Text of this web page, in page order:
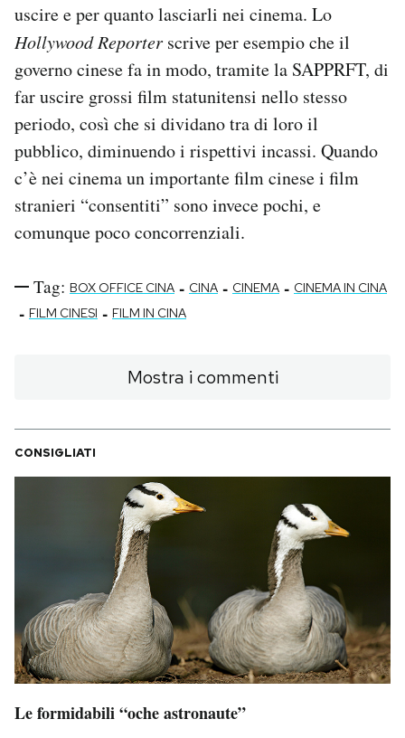
uscire e per quanto lasciarli nei cinema. Lo
Hollywood Reporter scrive per esempio che il
governo cinese fa in modo, tramite la SAPPRFT, di
far uscire grossi film statunitensi nello stesso
periodo, così che si dividano tra di loro il
pubblico, diminuendo i rispettivi incassi. Quando
c’è nei cinema un importante film cinese i film
stranieri “consentiti” sono invece pochi, e
comunque poco concorrenziali.
Tag: BOX OFFICE CINA - CINA - CINEMA - CINEMA IN CINA
- FILM CINESI - FILM IN CINA
Mostra i commenti
CONSIGLIATI
Le formidabili “oche astronaute”